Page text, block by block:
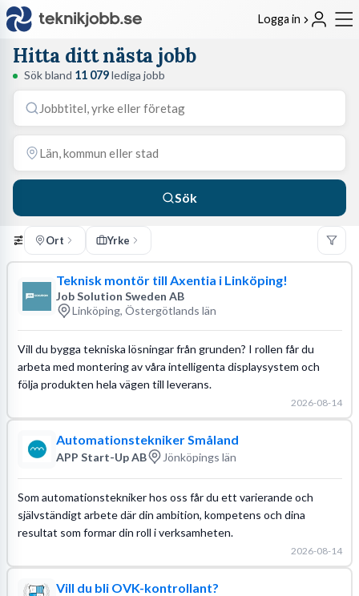
Logga in
Hitta ditt nästa jobb
Sök bland 11 079lediga jobb
Sök
Ort Yrke
Teknisk montör till Axentia i Linköping!
Job Solution Sweden AB
Linköping, Östergötlands län
Vill du bygga tekniska lösningar från grunden? I rollen får du
arbeta med montering av våra intelligenta displaysystem och
följa produkten hela vägen till leverans.
2026-08-14
Automationstekniker Småland
APP Start-Up AB Jönköpings län
Som automationstekniker hos oss får du ett varierande och
självständigt arbete där din ambition, kompetens och dina
resultat som formar din roll i verksamheten.
2026-08-14
Vill du bli OVK-kontrollant?